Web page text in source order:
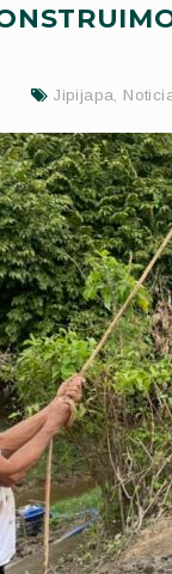
Jipijapa,